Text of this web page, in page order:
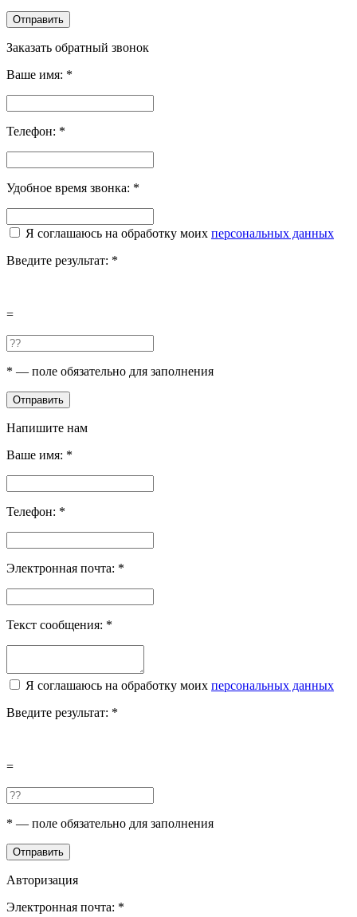
Отправить
Заказать обратный звонок
Ваше имя: *
Телефон: *
Удобное время звонка: *
Я соглашаюсь на обработку моих персональных данных
Введите результат: *
=
* — поле обязательно для заполнения
Отправить
Напишите нам
Ваше имя: *
Телефон: *
Электронная почта: *
Текст сообщения: *
Я соглашаюсь на обработку моих персональных данных
Введите результат: *
=
* — поле обязательно для заполнения
Отправить
Авторизация
Электронная почта: *